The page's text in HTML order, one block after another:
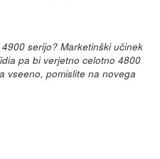
serijo? Marketinški učinek
pa bi verjetno celotno 4800
vseeno, pomislite na novega